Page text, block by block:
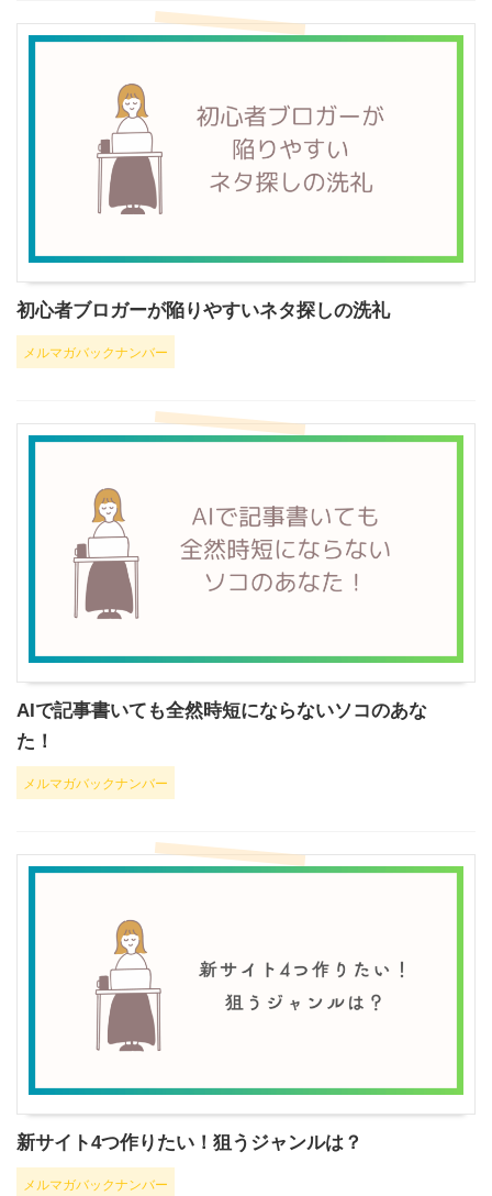
初心者ブロガーが陥りやすいネタ探しの洗礼
メルマガバックナンバー
AIで記事書いても全然時短にならないソコのあな
た！
メルマガバックナンバー
新サイト4つ作りたい！狙うジャンルは？
メルマガバックナンバー